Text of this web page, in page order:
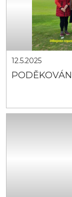
12.5.2025